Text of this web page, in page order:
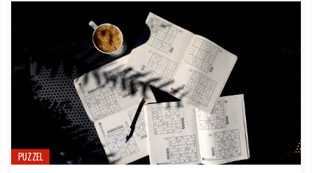
PUZZEL